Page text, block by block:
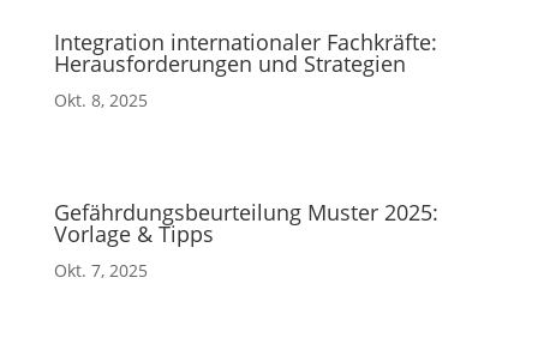
Integration internationaler Fachkräfte:
Herausforderungen und Strategien
Okt. 8, 2025
Gefährdungsbeurteilung Muster 2025:
Vorlage & Tipps
Okt. 7, 2025